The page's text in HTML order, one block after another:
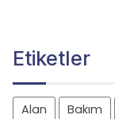
Etiketler
Alan Bakım